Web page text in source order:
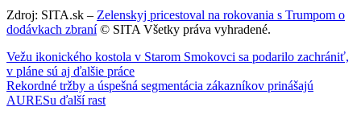
Zdroj: SITA.sk – Zelenskyj pricestoval na rokovania s Trumpom o
dodávkach zbraní© SITA Všetky práva vyhradené.
Navigácia
v
článku
Vežu ikonického kostola v Starom Smokovci sa podarilo zachrániť,
v pláne sú aj ďalšie práce
Rekordné tržby a úspešná segmentácia zákazníkov prinášajú
AURESu ďalší rast